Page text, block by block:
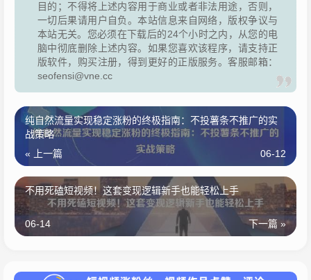
目的；不得将上述内容用于商业或者非法用途，否则，
一切后果请用户自负。本站信息来自网络，版权争议与
本站无关。您必须在下载后的24个小时之内，从您的电
脑中彻底删除上述内容。如果您喜欢该程序，请支持正
版软件，购买注册，得到更好的正版服务。客服邮箱：
seofensi@vne.cc
纯自然流量实现稳定涨粉的终极指南：不投薯条不推广的实
战策略
« 上一篇 06-12
不用死磕短视频！这套变现逻辑新手也能轻松上手
下一篇 »
06-14